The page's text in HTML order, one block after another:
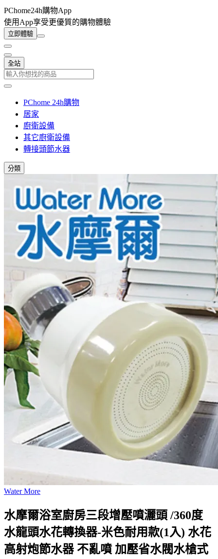
PChome24h購物App
使用App享受更優質的購物體驗
立即體驗
全站
PChome 24h購物
居家
廚衛設備
其它廚衛設備
轉接頭節水器
分類
Water More
水摩爾浴室廚房三段增壓噴灑頭 /360度
水龍頭水花轉換器-米色耐用款(1入) 水花
高射炮節水器 不亂噴 加壓省水閥水槍式